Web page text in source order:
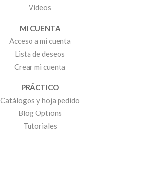
Vídeos
MI CUENTA
Acceso a mi cuenta
Lista de deseos
Crear mi cuenta
PRÁCTICO
Catálogos y hoja pedido
Blog Options
Tutoriales